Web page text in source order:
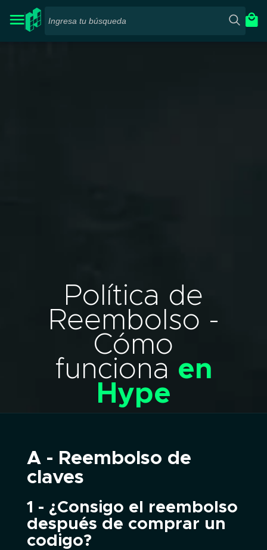
Política de
Reembolso -
Cómo
funciona en
Hype
A - Reembolso de
claves
1 - ¿Consigo el reembolso
después de comprar un
codigo?